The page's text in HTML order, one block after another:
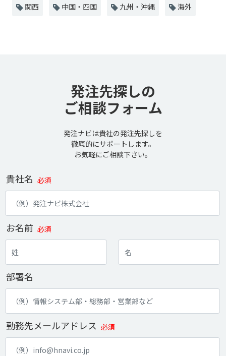
関西 中国・四国 九州・沖縄 海外
発注先探しの
ご相談フォーム
発注ナビは貴社の発注先探しを
徹底的にサポートします。
お気軽にご相談下さい。
貴社名 必須
お名前 必須
部署名
勤務先メールアドレス 必須